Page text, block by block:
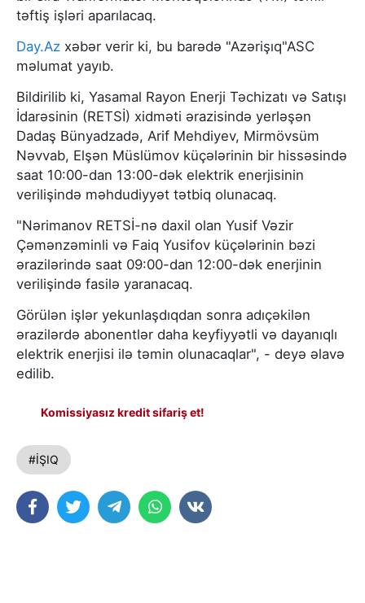
təftiş işləri aparılacaq.
Day.Az xəbər verir ki, bu barədə "Azərişıq"ASC
məlumat yayıb.
Bildirilib ki, Yasamal Rayon Enerji Təchizatı və Satışı
İdarəsinin (RETSİ) xidməti ərazisində yerləşən
Dadaş Bünyadzadə, Arif Mehdiyev, Mirmövsüm
Nəvvab, Elşən Müslümov küçələrinin bir hissəsində
saat 10:00-dan 13:00-dək elektrik enerjisinin
verilişində məhdudiyyət tətbiq olunacaq.
"Nərimanov RETSİ-nə daxil olan Yusif Vəzir
Çəmənzəminli və Faiq Yusifov küçələrinin bəzi
ərazilərində saat 09:00-dan 12:00-dək enerjinin
verilişində fasilə yaranacaq.
Görülən işlər yekunlaşdıqdan sonra adıçəkilən
ərazilərdə abonentlər daha keyfiyyətli və dayanıqlı
elektrik enerjisi ilə təmin olunacaqlar", - deyə əlavə
edilib.
Komissiyasız kredit sifariş et!
#İŞIQ